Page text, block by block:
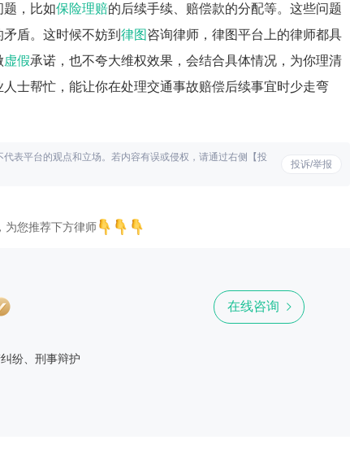
题，比如保险理赔的后续手续、赔偿款的分配等。这些问题
盾。这时候不妨到 律图 咨询律师，律图平台上的律师都具
虚假承诺，也不夸大维权效果，会结合具体情况，为你理清
士帮忙，能让你在处理交通事故赔偿后续事宜时少走弯
投诉/举报
表平台的观点和立场。若内容有误或侵权，请通过右侧【投
为您推荐下方律师
纷、刑事辩护
在线咨询